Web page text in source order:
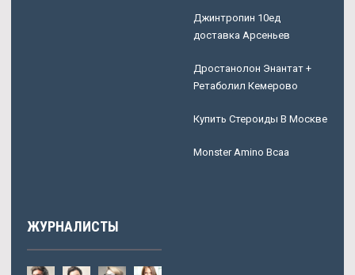
Джинтропин 10ед
доставка Арсеньев
Дростанолон Энантат +
Ретаболил Кемерово
Купить Стероиды В Москве
Monster Amino Bcaa
ЖУРНАЛИСТЫ